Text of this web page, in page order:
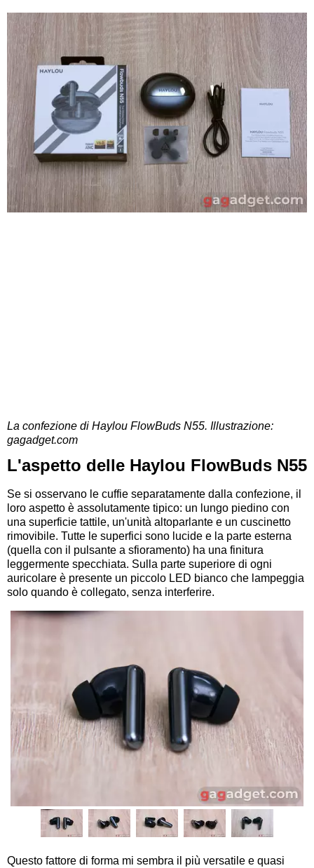
La confezione di Haylou FlowBuds N55. Illustrazione:
gagadget.com
L'aspetto delle Haylou FlowBuds N55
Se si osservano le cuffie separatamente dalla confezione, il
loro aspetto è assolutamente tipico: un lungo piedino con
una superficie tattile, un'unità altoparlante e un cuscinetto
rimovibile. Tutte le superfici sono lucide e la parte esterna
(quella con il pulsante a sfioramento) ha una finitura
leggermente specchiata. Sulla parte superiore di ogni
auricolare è presente un piccolo LED bianco che lampeggia
solo quando è collegato, senza interferire.
Questo fattore di forma mi sembra il più versatile e quasi